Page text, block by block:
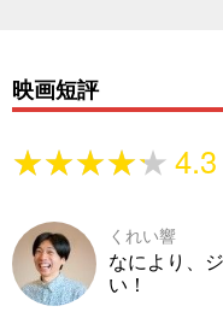
映画短評
★★★★★
★★★★★4.3
くれい響
なにより、
い！